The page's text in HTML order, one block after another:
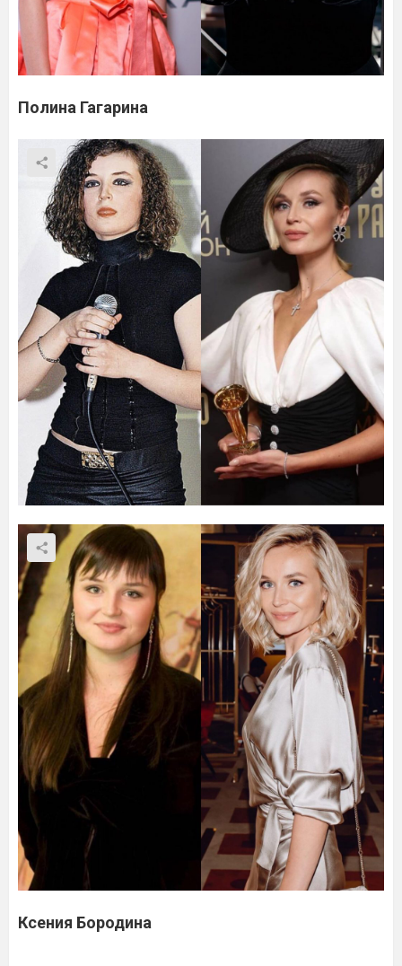
Полина Гагарина
Ксения Бородина